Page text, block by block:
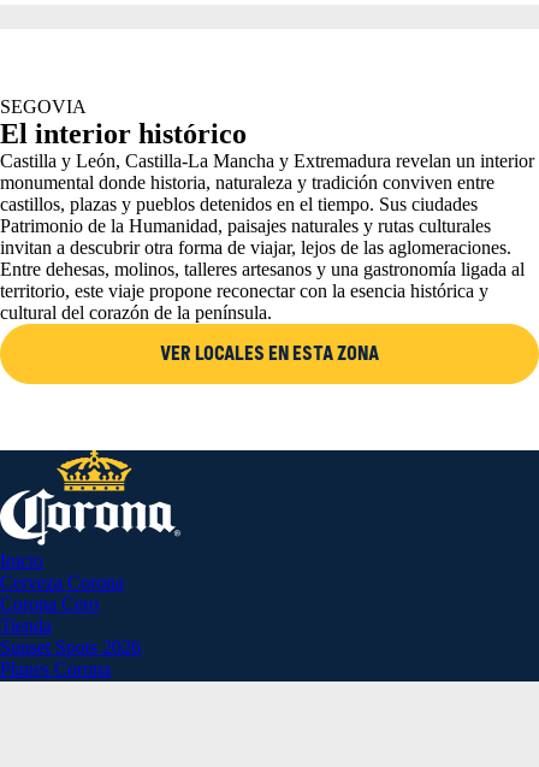
SEGOVIA
El interior histórico
Castilla y León, Castilla-La Mancha y Extremadura revelan un interior
monumental donde historia, naturaleza y tradición conviven entre
castillos, plazas y pueblos detenidos en el tiempo. Sus ciudades
Patrimonio de la Humanidad, paisajes naturales y rutas culturales
invitan a descubrir otra forma de viajar, lejos de las aglomeraciones.
Entre dehesas, molinos, talleres artesanos y una gastronomía ligada al
territorio, este viaje propone reconectar con la esencia histórica y
cultural del corazón de la península.
VER LOCALES EN ESTA ZONA
Inicio
Cerveza Corona
Corona Cero
Tienda
Sunset Spots 2026
Planes Corona